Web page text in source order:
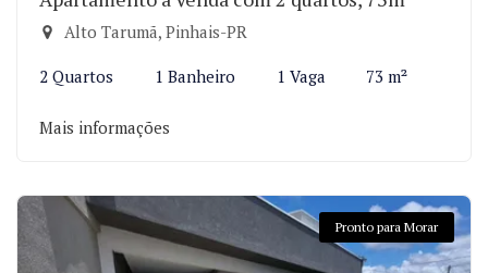
Alto Tarumã, Pinhais-PR
2 Quartos 1 Banheiro 1 Vaga 73 m²
Mais informações
Pronto para Morar